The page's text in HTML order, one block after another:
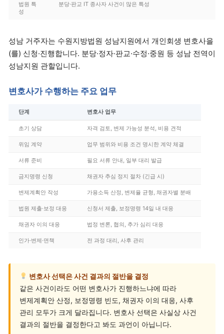
법원 특
성
분당·판교 IT 종사자 사건이 많은 특성
성남 거주자는 수원지방법원 성남지원에서 개인회생 변호사을
(를) 신청·진행합니다. 분당·정자·판교·수정·중원 등 성남 전역이
성남지원 관할입니다.
변호사가 수행하는 주요 업무
단계 변호사 업무
초기 상담 자격 검토, 변제 가능성 분석, 비용 견적
위임 계약 업무 범위와 비용 조건 명시한 계약 체결
서류 준비 필요 서류 안내, 일부 대리 발급
금지명령 신청 채권자 추심 정지 절차 (긴급 시)
변제계획안 작성 가용소득 산정, 변제율 균형, 채권자별 분배
법원 제출·보정 대응 신청서 제출, 보정명령 14일 내 대응
채권자 이의 대응 법정 변론, 협의, 추가 심리 대응
인가·변제·면책 전 과정 대리, 사후 관리
변호사 선택은 사건 결과의 절반을 결정
같은 사건이라도 어떤 변호사가 진행하느냐에 따라
변제계획안 산정, 보정명령 빈도, 채권자 이의 대응, 사후
관리 모두가 크게 달라집니다. 변호사 선택은 사실상 사건
결과의 절반을 결정한다고 봐도 과언이 아닙니다.